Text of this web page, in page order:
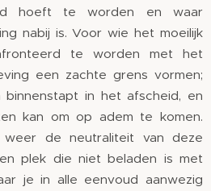
hoeft te worden en waar
nabij is. Voor wie het moeilijk
te worden met het
een zachte grens vormen;
in het afscheid, en
kan om op adem te komen.
de neutraliteit van deze
plek die niet beladen is met
je in alle eenvoud aanwezig